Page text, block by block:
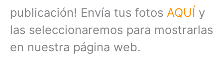
publicación! Envía tus fotos AQUÍ y
las seleccionaremos para mostrarlas
en nuestra página web.